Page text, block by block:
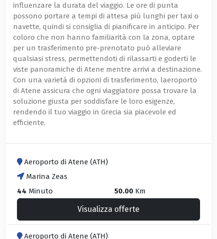
influenzare la durata del viaggio. Le ore di punta
possono portare a tempi di attesa più lunghi per taxi o
navette, quindi si consiglia di pianificare in anticipo. Per
coloro che non hanno familiarità con la zona, optare
per un trasferimento pre-prenotato può alleviare
qualsiasi stress, permettendoti di rilassarti e goderti le
viste panoramiche di Atene mentre arrivi a destinazione.
Con una varietà di opzioni di trasferimento, laeroporto
di Atene assicura che ogni viaggiatore possa trovare la
soluzione giusta per soddisfare le loro esigenze,
rendendo il tuo viaggio in Grecia sia piacevole ed
efficiente.
Aeroporto di Atene (ATH)
Marina Zeas
44 Minuto 50.00 Km
Visualizza offerte
Aeroporto di Atene (ATH)